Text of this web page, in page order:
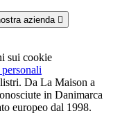
azienda 
sui cookie
Da La Maison a
in Danimarca
europeo dal 1998.